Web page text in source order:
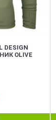
DESIGN
OLIVE